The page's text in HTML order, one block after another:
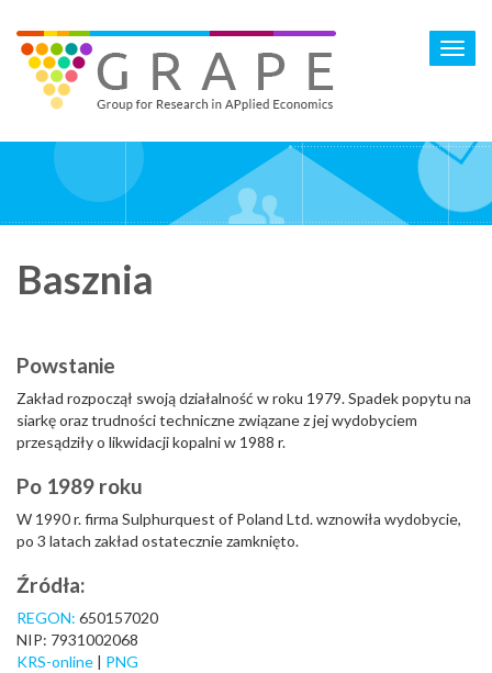
main
content
Basznia
Powstanie
Zakład rozpoczął swoją działalność w roku 1979. Spadek popytu na
siarkę oraz trudności techniczne związane z jej wydobyciem
przesądziły o likwidacji kopalni w 1988 r.
Po 1989 roku
W 1990 r. firma Sulphurquest of Poland Ltd. wznowiła wydobycie,
po 3 latach zakład ostatecznie zamknięto.
Źródła:
REGON: 650157020
NIP: 7931002068
KRS-online | PNG